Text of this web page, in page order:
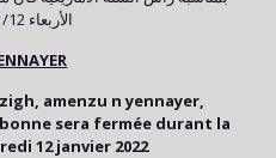
الأربعاء 01/12/ 2022
amenzu n yennayer,
sera fermée durant la
12 janvier 2022